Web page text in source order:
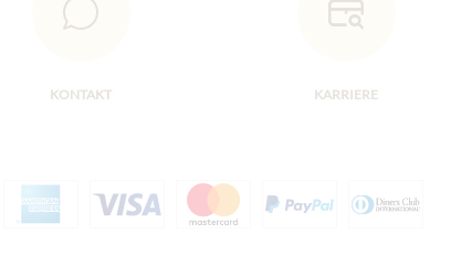
KONTAKT KARRIERE